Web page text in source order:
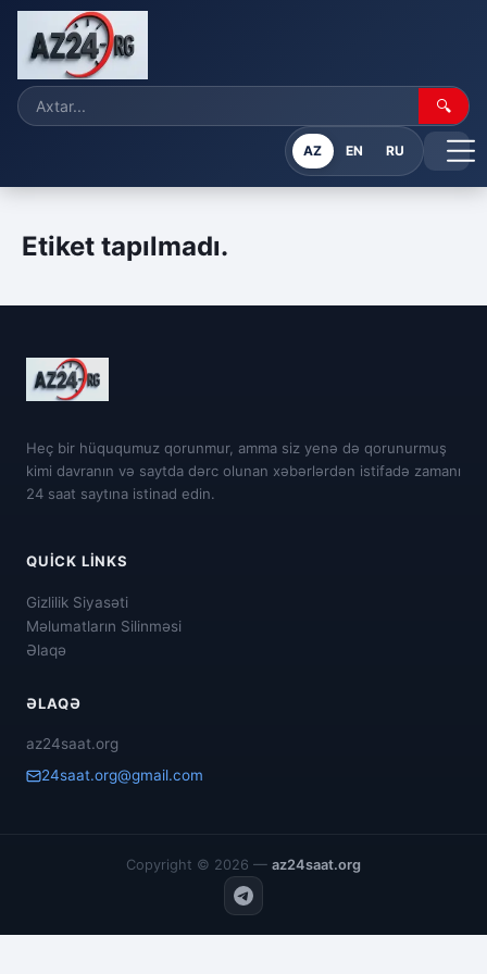
🔍
AZ EN RU
Etiket tapılmadı.
Heç bir hüququmuz qorunmur, amma siz yenə də qorunurmuş
kimi davranın və saytda dərc olunan xəbərlərdən istifadə zamanı
24 saat saytına istinad edin.
QUICK LINKS
Gizlilik Siyasəti
Məlumatların Silinməsi
Əlaqə
ƏLAQƏ
az24saat.org
24saat.org@gmail.com
Copyright © 2026 — az24saat.org